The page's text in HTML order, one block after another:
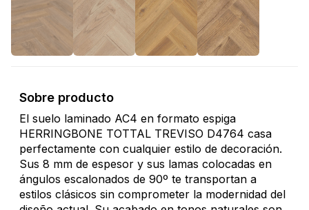
Sobre producto
El suelo laminado AC4 en formato espiga
HERRINGBONE TOTTAL TREVISO D4764 casa
perfectamente con cualquier estilo de decoración.
Sus 8 mm de espesor y sus lamas colocadas en
ángulos escalonados de 90º te transportan a
estilos clásicos sin comprometer la modernidad del